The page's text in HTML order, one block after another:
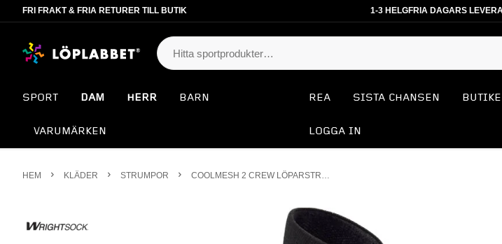
FRI FRAKT & FRIA RETURER TILL BUTIK 1-3 HELGFRIA DAGARS
SPORT DAM HERR BARN
VARUMÄRKEN
REA SISTA CHANSEN
LOGGA IN
HEM KLÄDER STRUMPOR